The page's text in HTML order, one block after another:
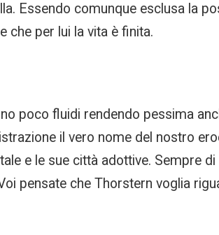
Essendo comunque esclusa la
che per lui la vita è finita.
poco fluidi rendendo pessima
il vero nome del nostro
e le sue città adottive. Sempre
pensate che Thorstern voglia